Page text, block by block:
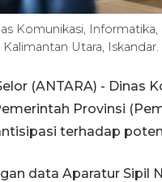
Komunikasi,
Utara,
(ANTARA) - Dinas
Provinsi
terhadap
data Aparatur Sipil